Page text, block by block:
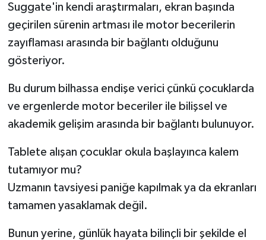
Suggate'in kendi araştırmaları, ekran başında
geçirilen sürenin artması ile motor becerilerin
zayıflaması arasında bir bağlantı olduğunu
gösteriyor.
Bu durum bilhassa endişe verici çünkü çocuklarda
ve ergenlerde motor beceriler ile bilişsel ve
akademik gelişim arasında bir bağlantı bulunuyor.
Tablete alışan çocuklar okula başlayınca kalem
tutamıyor mu?
Uzmanın tavsiyesi paniğe kapılmak ya da ekranları
tamamen yasaklamak değil.
Bunun yerine, günlük hayata bilinçli bir şekilde el